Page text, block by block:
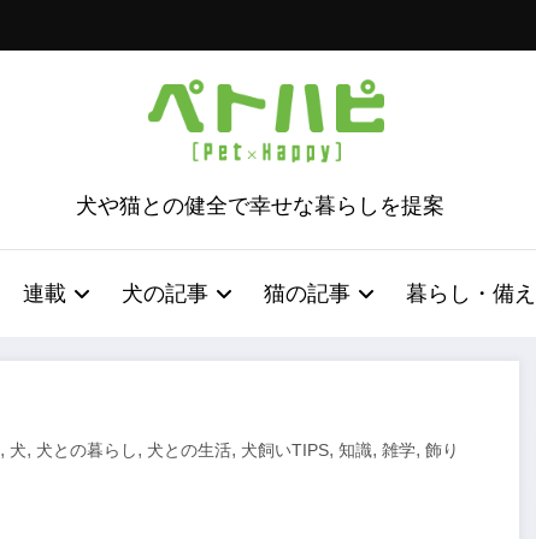
犬や猫との健全で幸せな暮らしを提案
連載 犬の記事 猫の記事 暮らし・備え
, 犬, 犬との暮らし, 犬との生活, 犬飼いTIPS, 知識, 雑学, 飾り